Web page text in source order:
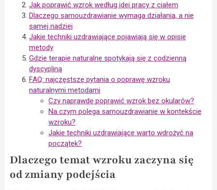
Jak poprawić wzrok według idei pracy z ciałem
Dlaczego samouzdrawianie wymaga działania, a nie
samej nadziei
Jakie techniki uzdrawiające pojawiają się w opisie
metody
Gdzie terapie naturalne spotykają się z codzienną
dyscypliną
FAQ: najczęstsze pytania o poprawę wzroku
naturalnymi metodami
Czy naprawdę poprawić wzrok bez okularów?
Na czym polega samouzdrawianie w kontekście
wzroku?
Jakie techniki uzdrawiające warto wdrożyć na
początek?
Dlaczego temat wzroku zaczyna się
od zmiany podejścia